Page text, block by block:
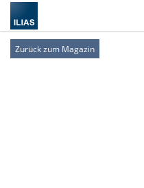
Zurück zum Magazin